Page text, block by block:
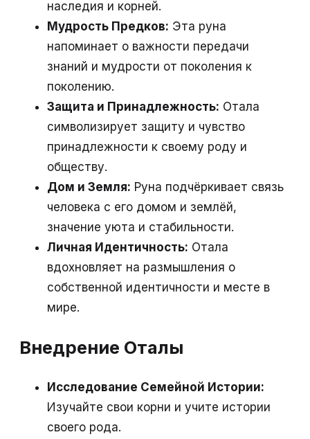
наследия и корней.
Мудрость Предков: Эта руна
напоминает о важности передачи
знаний и мудрости от поколения к
поколению.
Защита и Принадлежность: Отала
символизирует защиту и чувство
принадлежности к своему роду и
обществу.
Дом и Земля: Руна подчёркивает связь
человека с его домом и землёй,
значение уюта и стабильности.
Личная Идентичность: Отала
вдохновляет на размышления о
собственной идентичности и месте в
мире.
Внедрение Оталы
Исследование Семейной Истории:
Изучайте свои корни и учите истории
своего рода.